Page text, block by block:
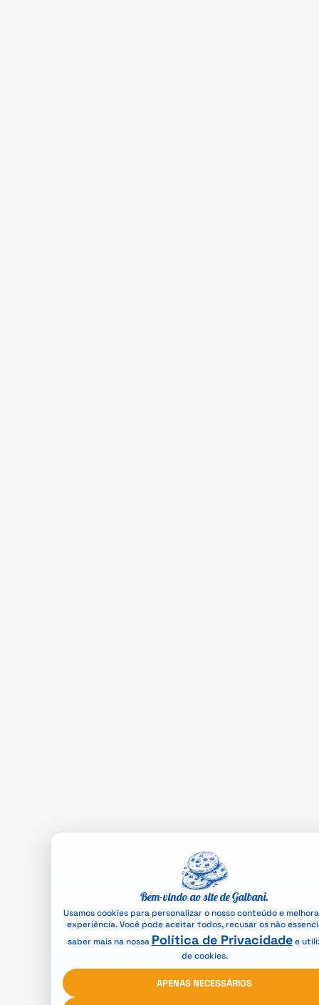
Bem-vindo ao site de Galbani.
Usamos cookies para personalizar o nosso conteúdo e
experiência. Você pode aceitar todos, recusar os não
saber mais na nossa Política de Privacidadee
de cookies.
APENAS NECESSÁRIOS